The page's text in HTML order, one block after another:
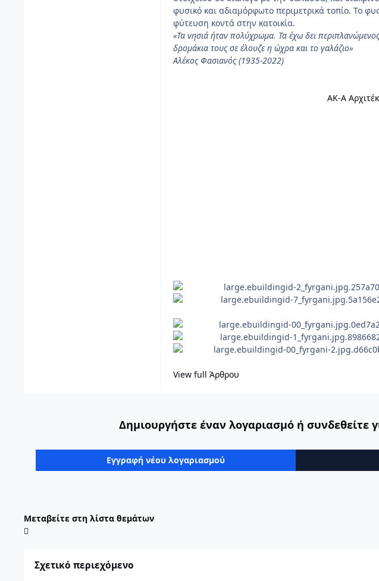
φυσικό και αδιαμόρφωτο περιμετρικά τοπίο. Το
φύτευση κοντά στην κατοικία.
«Τα νησιά ήταν πολύχρωμα. Τα έχω δει
δρομάκια τους σε έλουζε η ώχρα και το γαλάζιο»
Αλέκος Φασιανός (1935-2022)
AK-A
View full Άρθρου
Δημιουργήστε έναν λογαριασμό ή συνδεθείτε
Εγγραφή νέου λογαριασμού
Μεταβείτε στη λίστα θεμάτων
Σχετικό περιεχόμενο